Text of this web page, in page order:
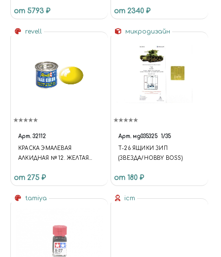
от 5793 ₽ от 2340 ₽
revell
Арт. 32112
КРАСКА ЭМАЛЕВАЯ
АЛКИДНАЯ № 12. ЖЕЛТАЯ
от 275 ₽
микродизайн
Арт. мд035325 1/35
Т-26 ЯЩИКИ ЗИП
(ЗВЕЗДА/HOBBY BOSS)
от 180 ₽
tamiya icm